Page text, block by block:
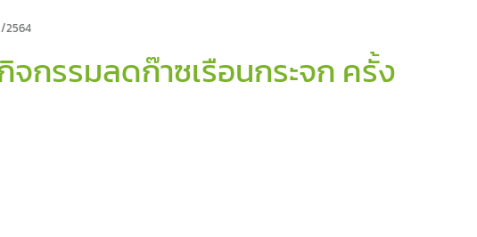
2564
กรรมลดก๊าซเรือนกระจก ครั้ง